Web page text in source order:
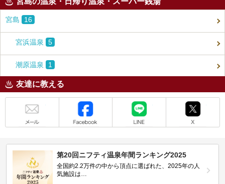
宮島 16
宮浜温泉 5
潮原温泉 1
友達に教える
第20回ニフティ温泉年間ランキング2025
全国約2.2万件の中から頂点に選ばれた、2025年の人
気施設は…